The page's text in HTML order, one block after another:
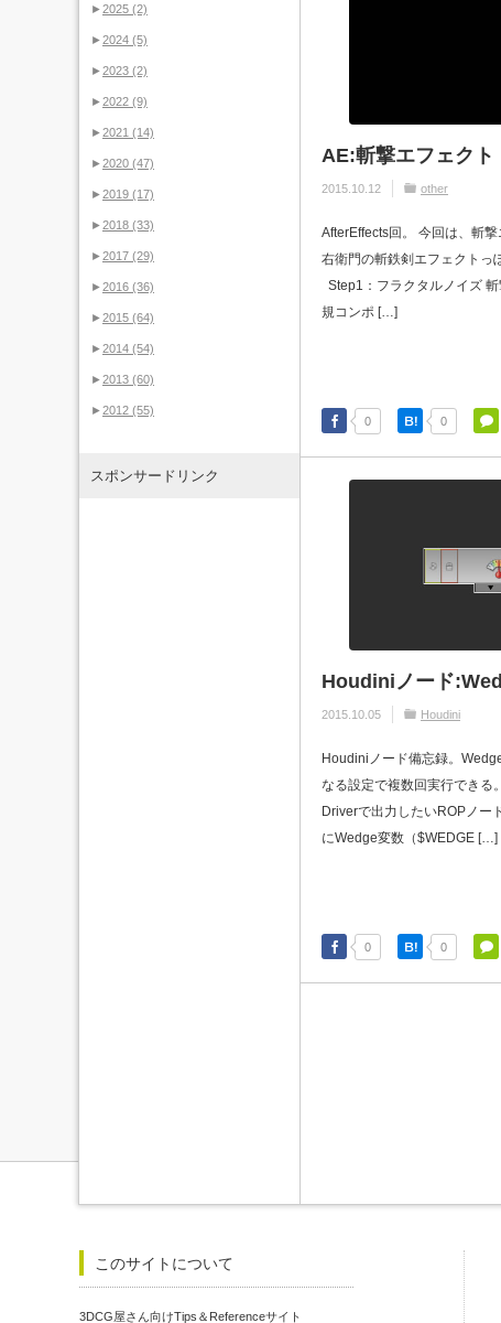
AE:斬撃エフェクト
2015.10.12 other
AfterEffects回。 今回は、斬
右衛門の斬鉄剣エフェクトっ
Step1：フラクタルノイズ
規コンポ […]
0 0
Houdiniノード
2015.10.05 Houdini
Houdiniノード備忘録。
なる設定で複数回実行できる
Driverで出力したいROPノー
にWedge変数（$WEDGE […]
0 0
►2025 (2)
►2024 (5)
►2023 (2)
►2022 (9)
►2021 (14)
►2020 (47)
►2019 (17)
►2018 (33)
►2017 (29)
►2016 (36)
►2015 (64)
►2014 (54)
►2013 (60)
►2012 (55)
スポンサードリンク
このサイトについて
3DCG屋さん向けTips＆Referenceサイト